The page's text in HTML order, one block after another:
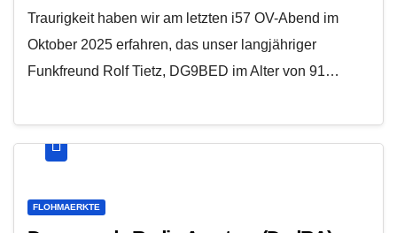
Traurigkeit haben wir am letzten i57 OV-Abend im
Oktober 2025 erfahren, das unser langjähriger
Funkfreund Rolf Tietz, DG9BED im Alter von 91…
FLOHMAERKTE